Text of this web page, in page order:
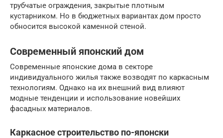
трубчатые ограждения, закрытые плотным
кустарником. Но в бюджетных вариантах дом просто
обносится высокой каменной стеной.
Современный японский дом
Современные японские дома в секторе
индивидуального жилья также возводят по каркасным
технологиям. Однако на их внешний вид влияют
модные тенденции и использование новейших
фасадных материалов.
Каркасное строительство по-японски